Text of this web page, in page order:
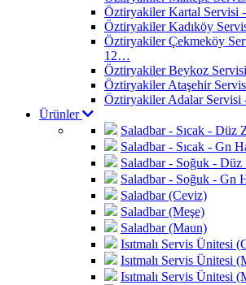
Öztiryakiler Kartal Servisi
Öztiryakiler Kadıköy
Öztiryakiler Çekmeköy
12…
Öztiryakiler Beykoz
Öztiryakiler Ataşehir
Öztiryakiler Adalar Servisi
Ürünler
Saladbar - Sıcak - Düz
Saladbar - Sıcak - Gn
Saladbar - Soğuk -
Saladbar - Soğuk - Gn
Saladbar (Ceviz)
Saladbar (Meşe)
Saladbar (Maun)
Isıtmalı Servis Ünitesi
Isıtmalı Servis Ünitesi
Isıtmalı Servis Ünitesi